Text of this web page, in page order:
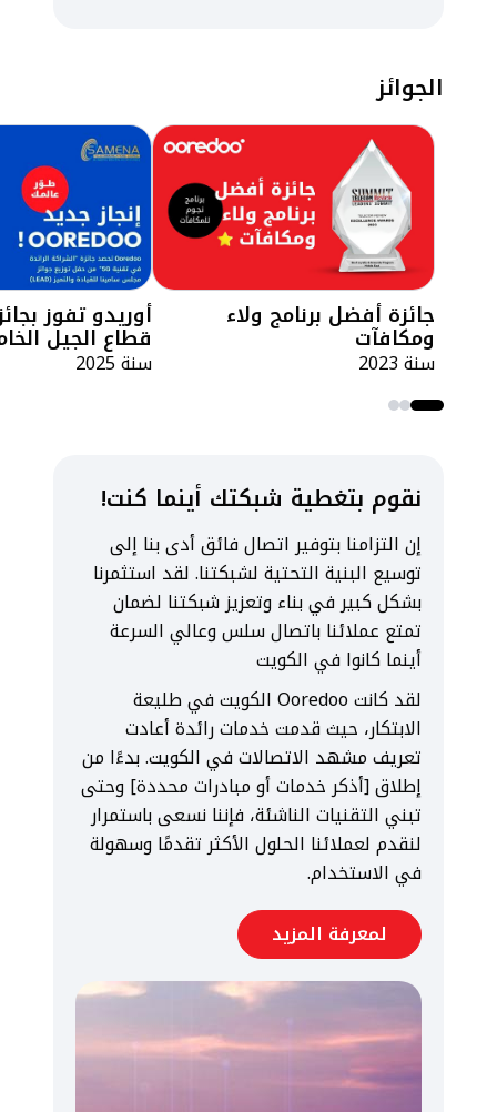
الجوائز
جائزة أفضل برنامج ولاء
ومكافآت
سنة 2023
أوريدو تفوز
قطاع الجيل
سنة 2025
نقوم بتغطية شبكتك أينما كنت!
إن التزامنا بتوفير اتصال فائق أدى بنا إلى
توسيع البنية التحتية لشبكتنا. لقد استثمرنا
بشكل كبير في بناء وتعزيز شبكتنا لضمان
تمتع عملائنا باتصال سلس وعالي السرعة
أينما كانوا في الكويت
لقد كانت Ooredoo الكويت في طليعة
الابتكار، حيث قدمت خدمات رائدة أعادت
تعريف مشهد الاتصالات في الكويت. بدءًا من
إطلاق [أذكر خدمات أو مبادرات محددة] وحتى
تبني التقنيات الناشئة، فإننا نسعى باستمرار
لنقدم لعملائنا الحلول الأكثر تقدمًا وسهولة
في الاستخدام.
لمعرفة المزيد